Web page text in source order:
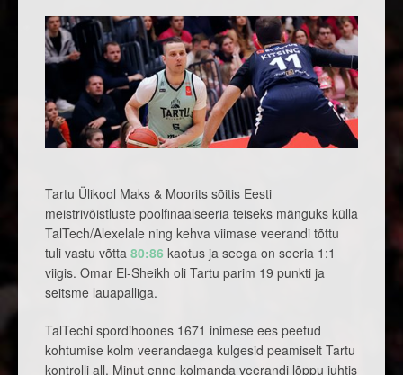
Tartu Ülikool Maks & Moorits sõitis Eesti
meistrivõistluste poolfinaalseeria teiseks mänguks külla
TalTech/Alexelale ning kehva viimase veerandi tõttu
tuli vastu võtta 80:86 kaotus ja seega on seeria 1:1
viigis. Omar El-Sheikh oli Tartu parim 19 punkti ja
seitsme lauapalliga.
TalTechi spordihoones 1671 inimese ees peetud
kohtumise kolm veerandaega kulgesid peamiselt Tartu
kontrolli all. Minut enne kolmanda veerandi lõppu juhtis